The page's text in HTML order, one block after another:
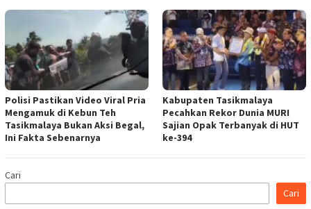
Polisi Pastikan Video Viral Pria
Mengamuk di Kebun Teh
Tasikmalaya Bukan Aksi Begal,
Ini Fakta Sebenarnya
Kabupaten Tasikmalaya
Pecahkan Rekor Dunia MURI
Sajian Opak Terbanyak di HUT
ke-394
Cari
Cari